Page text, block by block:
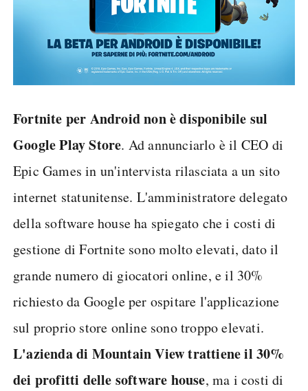
Fortnite per Android non è disponibile sul
Google Play Store. Ad annunciarlo è il CEO di
Epic Games in un'intervista rilasciata a un sito
internet statunitense. L'amministratore delegato
della software house ha spiegato che i costi di
gestione di Fortnite sono molto elevati, dato il
grande numero di giocatori online, e il 30%
richiesto da Google per ospitare l'applicazione
sul proprio store online sono troppo elevati.
L'azienda di Mountain View trattiene il 30%
dei profitti delle software house, ma i costi di